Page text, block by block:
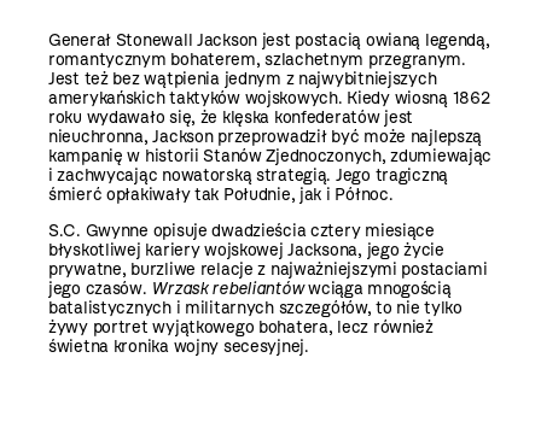
Generał Stonewall Jackson jest postacią owianą legendą,
romantycznym bohaterem, szlachetnym przegranym.
Jest też bez wątpienia jednym z najwybitniejszych
amerykańskich taktyków wojskowych. Kiedy wiosną 1862
roku wydawało się, że klęska konfederatów jest
nieuchronna, Jackson przeprowadził być może najlepszą
kampanię w historii Stanów Zjednoczonych, zdumiewając
i zachwycając nowatorską strategią. Jego tragiczną
śmierć opłakiwały tak Południe, jak i Północ.
S.C. Gwynne opisuje dwadzieścia cztery miesiące
błyskotliwej kariery wojskowej Jacksona, jego życie
prywatne, burzliwe relacje z najważniejszymi postaciami
jego czasów. Wrzask rebeliantówwciąga mnogością
batalistycznych i militarnych szczegółów, to nie tylko
żywy portret wyjątkowego bohatera, lecz również
świetna kronika wojny secesyjnej.